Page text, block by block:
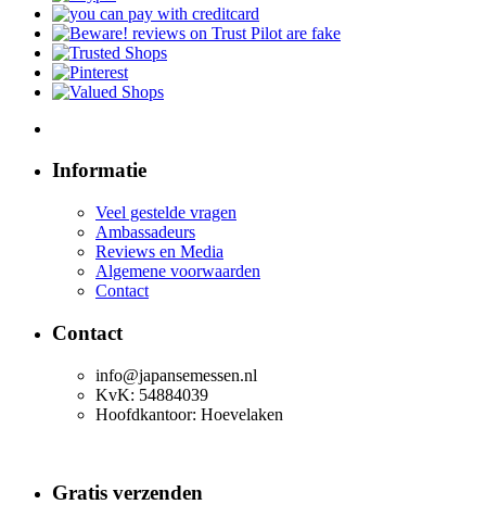
Informatie
Veel gestelde vragen
Ambassadeurs
Reviews en Media
Algemene voorwaarden
Contact
Contact
info@japansemessen.nl
KvK: 54884039
Hoofdkantoor: Hoevelaken
Gratis verzenden